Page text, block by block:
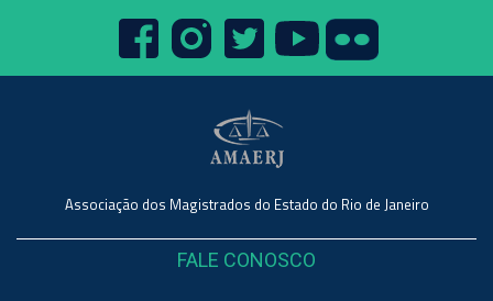
Associação dos Magistrados do Estado do Rio de Janeiro
FALE CONOSCO